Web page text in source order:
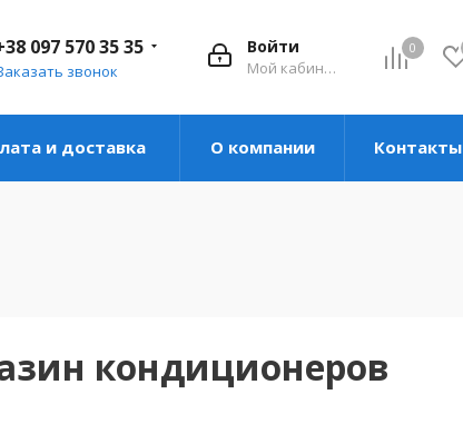
0
Войти
Мой кабинет
097 570 35 35
звонок
и доставка О компании Контакты
кондиционеров